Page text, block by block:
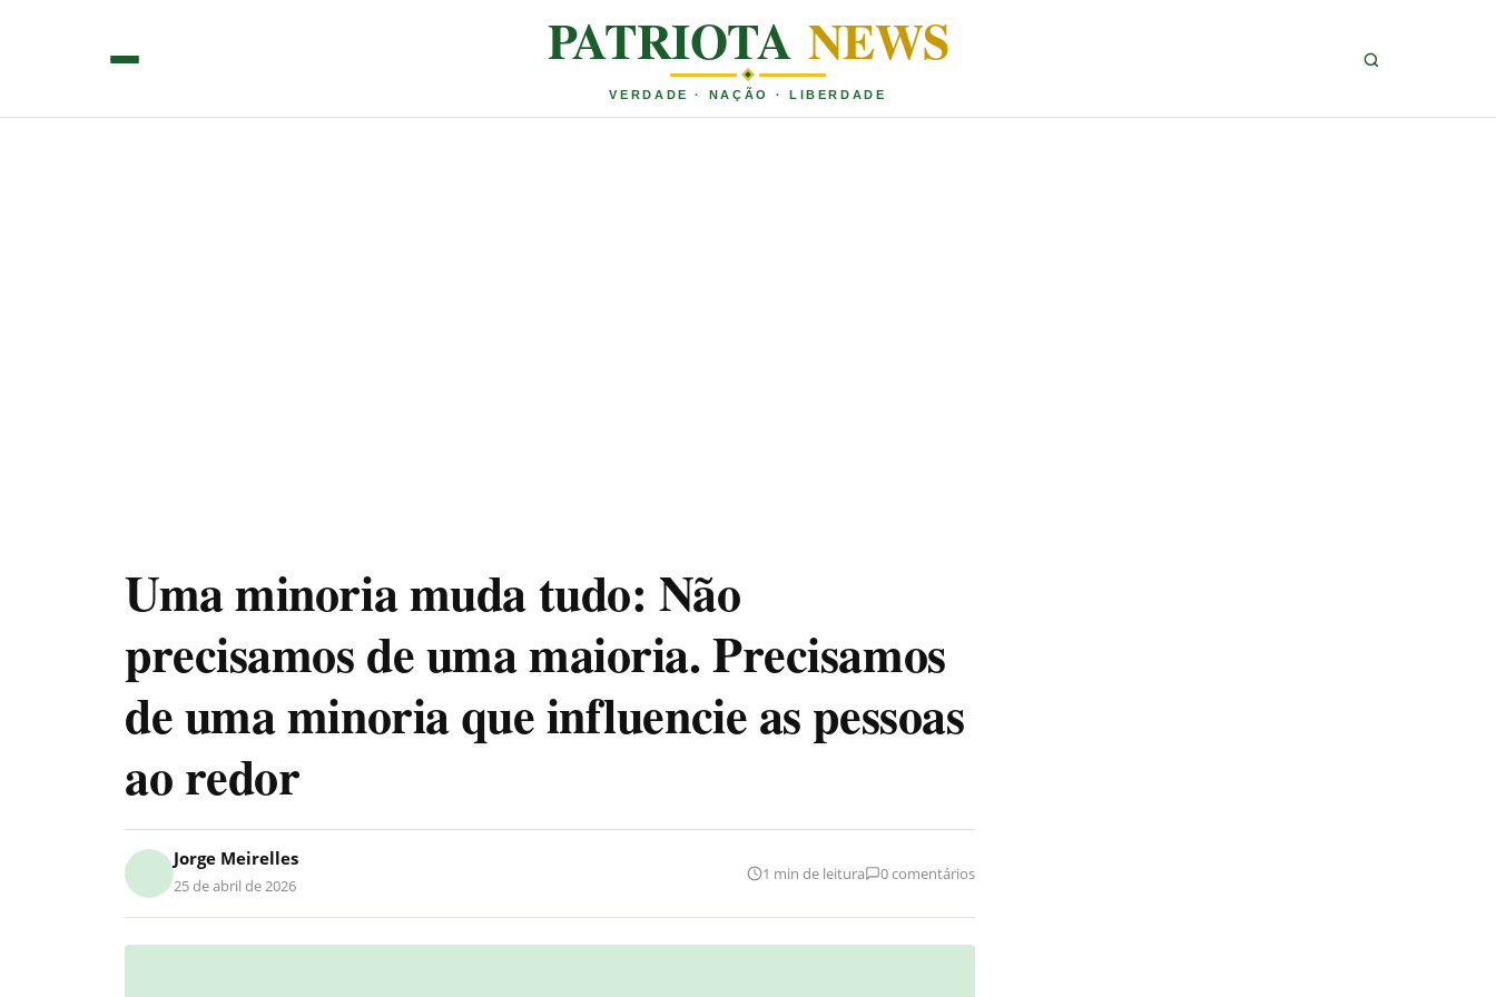
PATRIOTA NEWS
VERDADE · NAÇÃO · LIBERDADE
Uma minoria muda tudo: Não
precisamos de uma maioria. Precisamos
de uma minoria que influencie as pessoas
ao redor
Jorge Meirelles
25 de abril de 2026
1 min de leitura 0 comentários